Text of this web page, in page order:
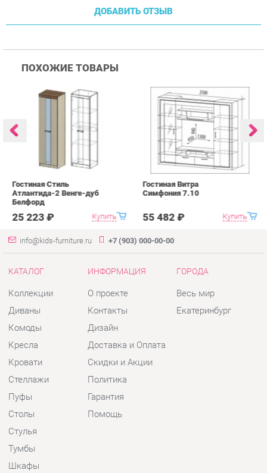
Купить
Гостиная Стиль
Атлантида-2 Венге-дуб
25 223 ₽ Купить
Гостиная Витра
Симфония 7.10
55 482 ₽
+7 (903) 000-00-00
КАТАЛОГ
Коллекции
Диваны
Комоды
Кресла
Кровати
Тумбы
Шкафы
Контакты
Дизайн
Доставка и Оплата
Скидки и Акции
ГОРОДА
Екатеринбург
КОНТАКТЫ
Шоурум и склад самовывоза
Адрес: г. Екатеринбург, пер.
Базовый, 47